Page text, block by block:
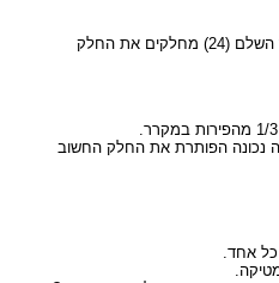
על מנת לחשב את החלק (8) מתוך השלם (24) מחלקים את החלק
24 זו גם תשובה נכונה הפותרת את החלק החשוב